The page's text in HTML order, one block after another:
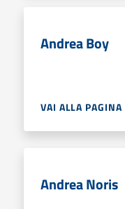
Andrea Boy
VAI ALLA PAGINA
Andrea Noris